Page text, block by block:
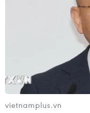
vietnamplus.vn